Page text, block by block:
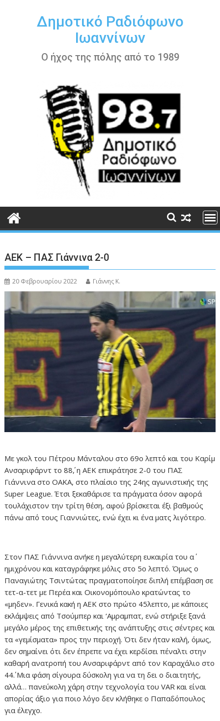
περιεχόμενοΔημοτικό Ραδιόφωνο
Ιωαννίνων
Ο ήχος της πόλης από το 1989
ΑΕΚ – ΠΑΣ Γιάννινα 2-0
20 Φεβρουαρίου 2022 Γιάννης Κ.
Με γκολ του Πέτρου Μάνταλου στο 69ο λεπτό και του Καρίμ
Ανσαριφάρντ το 88΄, η ΑΕΚ επικράτησε 2-0 του ΠΑΣ
Γιάννινα στο ΟΑΚΑ, στο πλαίσιο της 24ης αγωνιστικής της
Super League. Έτσι ξεκαθάρισε τα πράγματα όσον αφορά
τουλάχιστον την τρίτη θέση, αφού βρίσκεται έξι βαθμούς
πάνω από τους Γιαννιώτες, ενώ έχει κι ένα ματς λιγότερο.
Στον ΠΑΣ Γιάννινα ανήκε η μεγαλύτερη ευκαιρία του α΄
ημιχρόνου και καταγράφηκε μόλις στο 5ο λεπτό. Όμως ο
Παναγιώτης Τσιντώτας πραγματοποίησε διπλή επέμβαση σε
τετ-α-τετ με Περέα και Οικονομόπουλο κρατώντας το
«μηδεν». Γενικά κακή η ΑΕΚ στο πρώτο 45λεπτο, με κάποιες
εκλάμψεις από Τσούμπερ και ‘Αμραμπατ, ενώ στήριξε ξανά
μεγάλο μέρος της επιθετικής της ανάπτυξης στις σέντρες και
τα «γεμίσματα» προς την περιοχή. Ότι δεν ήταν καλή, όμως,
δεν σημαίνει ότι δεν έπρεπε να έχει κερδίσει πέναλτι στην
καθαρή ανατροπή του Ανσαριφάρντ από τον Καραχάλιο στο
44΄. Μια φάση σίγουρα δύσκολη για να τη δει ο διαιτητής,
αλλά… πανεύκολη χάρη στην τεχνολογία του VAR και είναι
απορίας άξιο για ποιο λόγο δεν κλήθηκε ο Παπαδόπουλος
για έλεγχο.